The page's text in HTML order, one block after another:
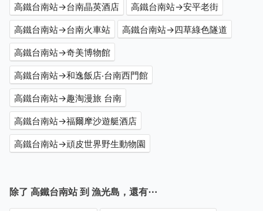
高鐵台南站→台南晶英酒店
高鐵台南站→安平老街
高鐵台南站→台南火車站
高鐵台南站→四草綠色隧道
高鐵台南站→奇美博物館
高鐵台南站→和逸飯店‧台南西門館
高鐵台南站→趣淘漫旅 台南
高鐵台南站→福爾摩沙遊艇酒店
高鐵台南站→頑皮世界野生動物園
除了 高鐵台南站 到 漁光島，還有⋯